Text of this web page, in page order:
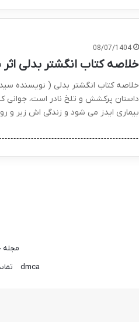
08/07/1404
خلاصه کتاب انگشتر بدلی
خلاصه کتاب انگشتر بدلی ( نویسنده
داستان پرکشش و تلخ نادر است، جوانی
بیماری ایدز می شود و زندگی اش زیر و
مجله
dmca